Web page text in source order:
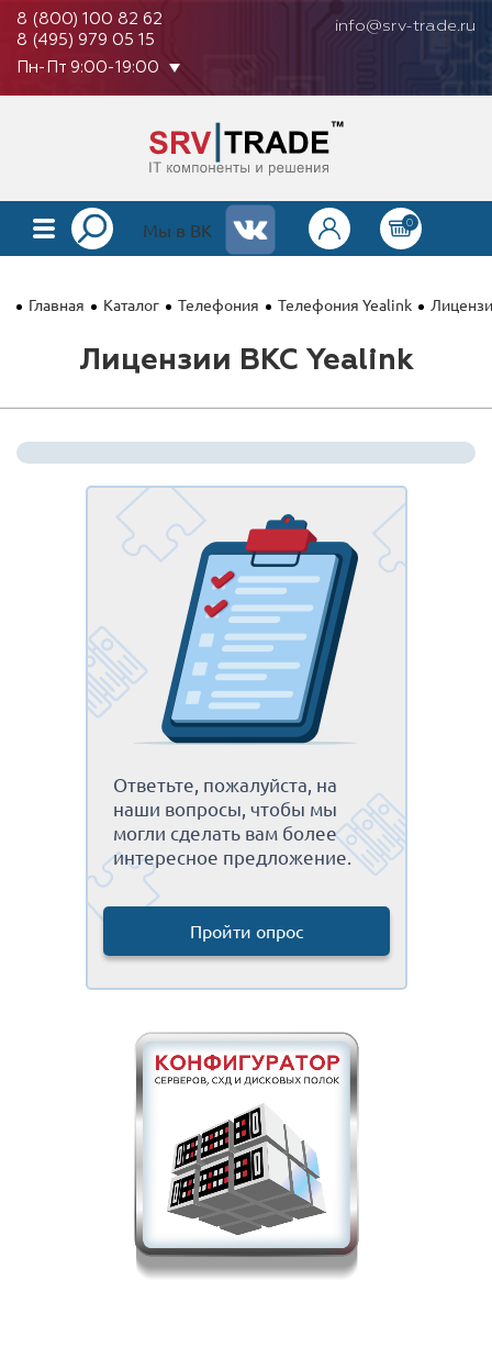
8 (800) 100 82 62
8 (495) 979 05 15
info@srv-trade.ru
Пн-Пт 9:00-19:00
КАТАЛОГ
ОПЛАТА
ГАРАНТИЯ
КОНТАКТЫ
АКЦИИ
Мы в ВК 0
Главная Каталог Телефония Телефония Yealink
Лицензии ВКС Yealink
Ответьте, пожалуйста, на
наши вопросы, чтобы мы
могли сделать вам более
интересное предложение.
Пройти опрос